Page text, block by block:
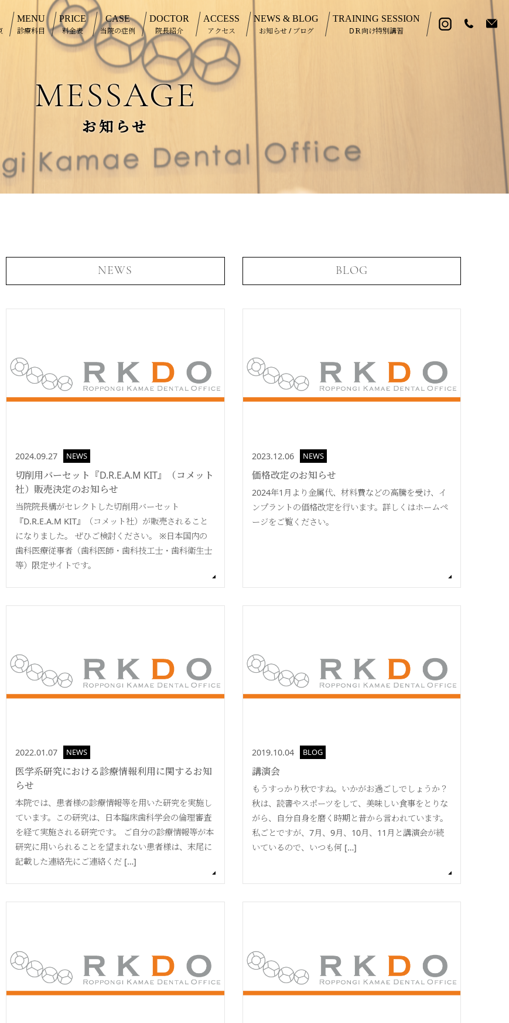
MENU
診療科目
PRICE
料金表
CASE
当院の症例
DOCTOR
院長紹介
ACCESS
アクセス
NEWS & BLOG
お知らせ / ブログ
TRAINING SESSION
DＲ向け特別講習
MESSAGE
お知らせ
NEWS BLOG
2024.09.27 NEWS
切削用バーセット『D.R.E.A.M KIT』（コメット
社）販売決定のお知らせ
当院院長構がセレクトした切削用バーセット
『D.R.E.A.M KIT』（コメット社）が販売されること
になりました。 ぜひご検討ください。 ※日本国内の
歯科医療従事者（歯科医師・歯科技工士・歯科衛生士
等）限定サイトです。
2023.12.06 NEWS
価格改定のお知らせ
2024年1月より金属代、材料費などの高騰を受け、イ
ンプラントの価格改定を行います。詳しくはホームペ
ージをご覧ください­­。
2022.01.07 NEWS
医学系研究における診療情報利用に関するお知
らせ
本院では、患者様の診療情報等を用いた研究を実施し
ています。この研究は、日本臨床歯科学会の倫理審査
を経て実施される研究です。 ご自分の診療情報等が本
研究に用いられることを望まれない患者様は、末尾に
記載した連絡先にご連絡くだ […]
2019.10.04 BLOG
講演会
もうすっかり秋ですね。いかがお過ごしでしょうか？
秋は、読書やスポーツをして、美味しい食事をとりな
がら、自分自身を磨く時期と昔から言われています。
私ごとですが、7月、9月、10月、11月と講演会が続
いているので、いつも何 […]